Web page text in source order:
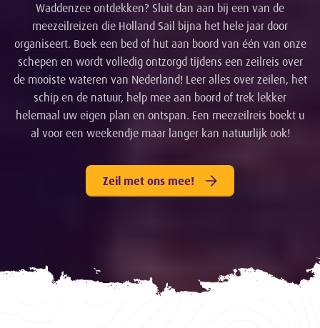
Waddenzee ontdekken? Sluit dan aan bij een van de
meezeilreizen die Holland Sail bijna het hele jaar door
organiseert. Boek een bed of hut aan boord van één van onze
schepen en wordt volledig ontzorgd tijdens een zeilreis over
de mooiste wateren van Nederland! Leer alles over zeilen, het
schip en de natuur, help mee aan boord of trek lekker
helemaal uw eigen plan en ontspan. Een meezeilreis boekt u
al voor een weekendje maar langer kan natuurlijk ook!
Zeil met ons mee!